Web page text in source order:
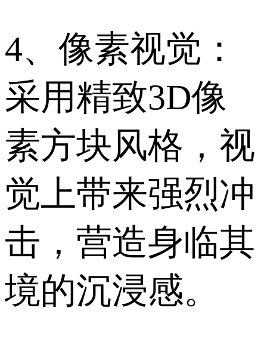
4、像素视觉：
采用精致3D像
素方块风格，视
觉上带来强烈冲
击，营造身临其
境的沉浸感。